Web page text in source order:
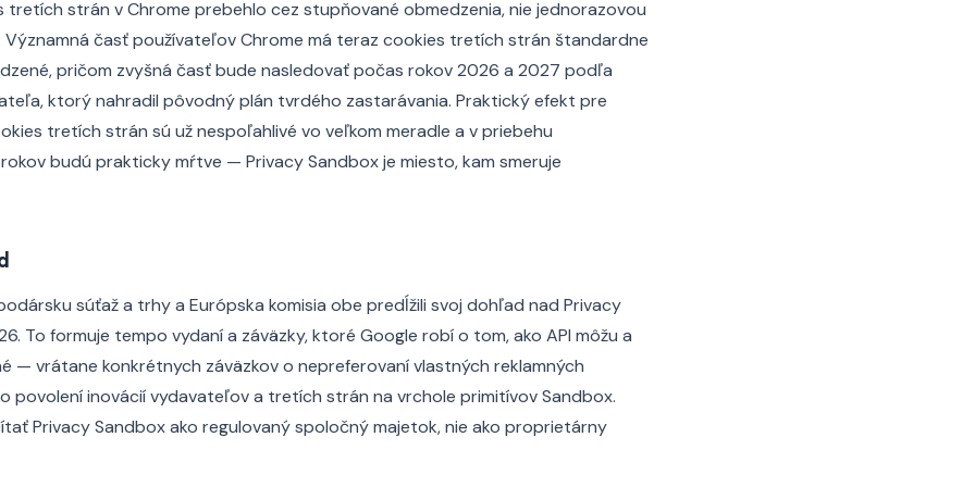
tretích strán v Chrome prebehlo cez stupňované obmedzenia, nie jednorazovou
časť používateľov Chrome má teraz cookies tretích strán štandardne
pričom zvyšná časť bude nasledovať počas rokov 2026 a 2027 podľa
ktorý nahradil pôvodný plán tvrdého zastarávania. Praktický efekt pre
tretích strán sú už nespoľahlivé vo veľkom meradle a v priebehu
budú prakticky mŕtve — Privacy Sandbox je miesto, kam smeruje
súťaž a trhy a Európska komisia obe predĺžili svoj dohľad nad Privacy
To formuje tempo vydaní a záväzky, ktoré Google robí o tom, ako API môžu a
— vrátane konkrétnych záväzkov o nepreferovaní vlastných reklamných
povolení inovácií vydavateľov a tretích strán na vrchole primitívov Sandbox.
Privacy Sandbox ako regulovaný spoločný majetok, nie ako proprietárny